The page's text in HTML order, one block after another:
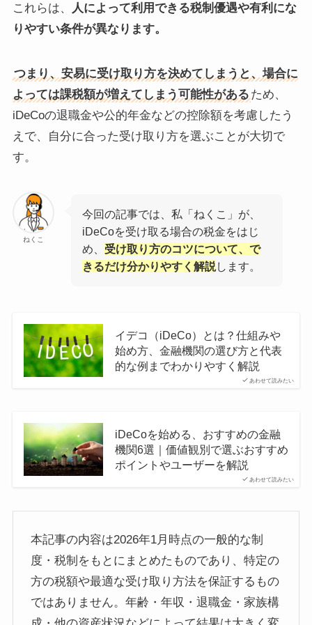
これらは、
人によって利用できる税制優遇や有利にな
りやすい条件が異なります。
つまり、安易に受け取り方を決めてしまうと、場合に
よっては課税額が増えてしまう可能性がある ため、
iDeCoの退職金や公的年金などの控除額を考慮したう
えで、自分に合った受け取り方を選ぶことが大切で
す。
ねくこ
今回の記事では、私「ねくこ」が、
iDeCoを受け取る場合の税金をはじ
め、 受け取り方のコツについて、で
きるだけ分かりやすく解説します。
あわせて読みたい
イデコ（iDeCo）とは？仕組みや
始め方、金融機関の選び方と代表
的な例までわかりやすく解説
あわせて読みたい
iDeCoを始める、おすすめの金融
機関6選｜価値観別で選ぶおすすめ
ポイントやユーザーを解説
本記事の内容は2026年1月時点の一般的な制
度・税制をもとにまとめたものであり、特定の
方の税額や最適な受け取り方法を保証するもの
ではありません。年齢・年収・退職金・家族構